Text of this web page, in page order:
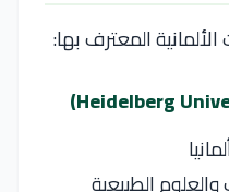
المعترف بها:
الطبيعية